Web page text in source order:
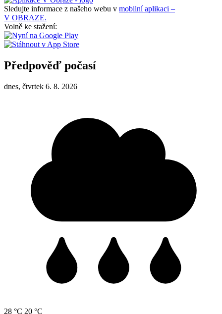
Sledujte informace z našeho webu v mobilní aplikaci –
V OBRAZE.
Volně ke stažení:
Předpověď počasí
dnes, čtvrtek 6. 8. 2026
28 °C 20 °C